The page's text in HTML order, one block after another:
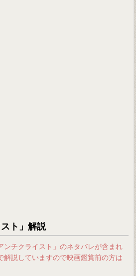
ト」解説
ンチクライスト」のネタバレが含まれ
解説していますので映画鑑賞前の方は